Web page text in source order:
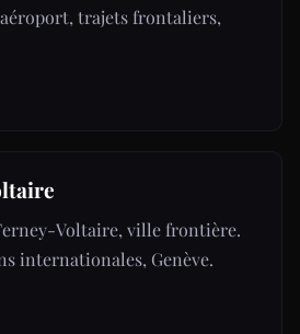
trajets frontaliers,
Voltaire, ville frontière.
internationales, Genève.